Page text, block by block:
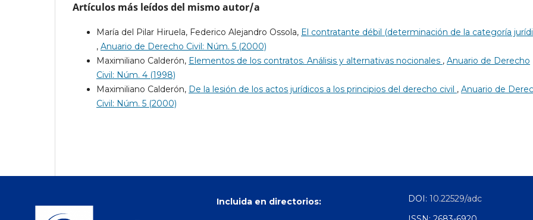
Artículos más leídos del mismo autor/a
María del Pilar Hiruela, Federico Alejandro Ossola, El contratante débil (determinación de la categoría
, Anuario de Derecho Civil: Núm. 5 (2000)
Maximiliano Calderón, Elementos de los contratos. Análisis y alternativas nocionales , Anuario de Derecho
Civil: Núm. 4 (1998)
Maximiliano Calderón, De la lesión de los actos jurídicos a los principios del derecho civil , Anuario de
Civil: Núm. 5 (2000)
Incluida en directorios: DOI: 10.22529/adc